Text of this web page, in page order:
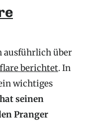
ausführlich über
berichtet. In
wichtiges
seinen
Pranger